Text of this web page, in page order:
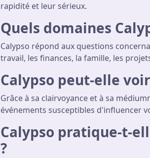
rapidité et leur sérieux.
Quels domaines
Calypso répond aux questions
travail, les finances, la famille, les
Calypso peut-elle
Grâce à sa clairvoyance et à sa
événements susceptibles d'influencer
Calypso pratique-t-
?